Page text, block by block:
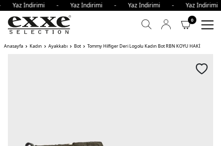
Yaz İndirimi - Yaz İndirimi - Yaz İndirimi - Yaz
0
Anasayfa Kadın Ayakkabı Bot Tommy Hilfiger Deri Logolu Kadın Bot RBN KOYU HAKİ